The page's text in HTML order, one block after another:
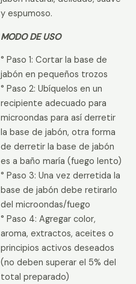
y espumoso.
MODO DE USO
° Paso 1: Cortar la base de
jabón en pequeños trozos
° Paso 2: Ubíquelos en un
recipiente adecuado para
microondas para así derretir
la base de jabón, otra forma
de derretir la base de jabón
es a baño maría (fuego lento)
° Paso 3: Una vez derretida la
base de jabón debe retirarlo
del microondas/fuego
° Paso 4: Agregar color,
aroma, extractos, aceites o
principios activos deseados
(no deben superar el 5% del
total preparado)